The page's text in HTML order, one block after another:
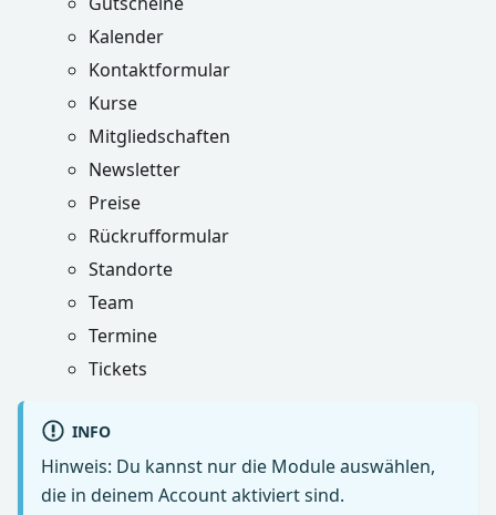
Kalender
Kontaktformular
Kurse
Mitgliedschaften
Newsletter
Preise
Rückrufformular
Standorte
Team
Termine
Tickets
INFO
Hinweis: Du kannst nur die Module auswählen,
die in deinem Account aktiviert sind.